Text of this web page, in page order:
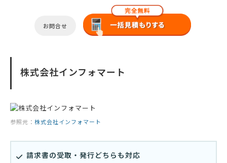
お問合せ
株式会社インフォマート
参照元： 株式会社インフォマート
請求書の受取・発行どちらも対応